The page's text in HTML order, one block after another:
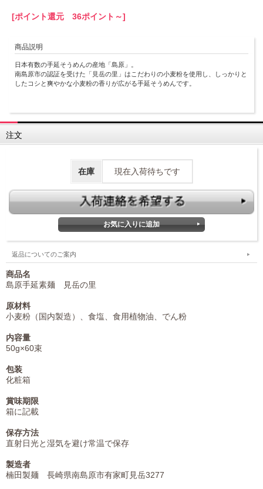
[ポイント還元 36ポイント～]
商品説明
日本有数の手延そうめんの産地「島原」。
南島原市の認証を受けた「見岳の里」はこだわりの小麦粉を使用し、しっかりと
したコシと爽やかな小麦粉の香りが広がる手延そうめんです。
注文
在庫 現在入荷待ちです
返品についてのご案内
商品名
島原手延素麺 見岳の里
原材料
小麦粉（国内製造）、食塩、食用植物油、でん粉
内容量
50g×60束
包装
化粧箱
賞味期限
箱に記載
保存方法
直射日光と湿気を避け常温で保存
製造者
楠田製麺 長崎県南島原市有家町見岳3277